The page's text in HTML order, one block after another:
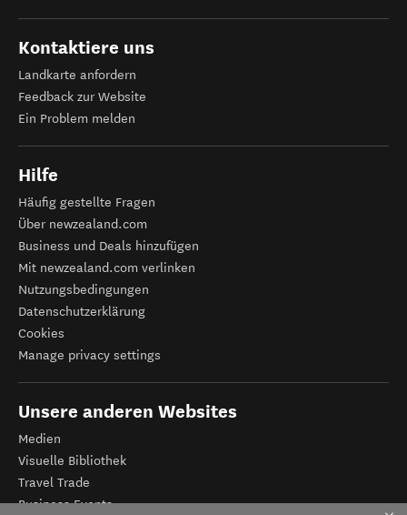
Kontaktiere uns
Landkarte anfordern
Feedback zur Website
Ein Problem melden
Hilfe
Häufig gestellte Fragen
Über newzealand.com
Business und Deals hinzufügen
Mit newzealand.com verlinken
Nutzungsbedingungen
Datenschutzerklärung
Cookies
Manage privacy settings
Unsere anderen Websites
Medien
Visuelle Bibliothek
Travel Trade
Business Events